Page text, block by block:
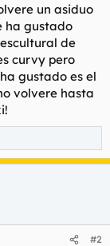
un asiduo
ha gustado
de
curvy pero
gustado es el
volvere hasta
#2